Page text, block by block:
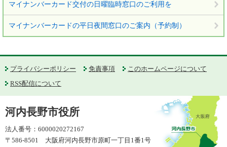
マイナンバーカード交付の日曜臨時窓口のご利用を
マイナンバーカードの平日夜間窓口のご案内（予約制）
プライバシーポリシー 免責事項
このホームページについて
RSS配信について
河内長野市役所
法人番号：6000020272167
〒586-8501 大阪府河内長野市原町一丁目1番1号